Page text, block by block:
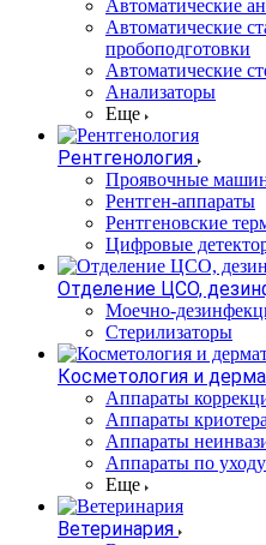
Автоматические
Автоматические
пробоподготовки
Автоматические
Анализаторы
Еще
Рентгенология
Проявочные
Рентген-аппараты
Рентгеновские
Цифровые
Отделение ЦСО,
Моечно-
Стерилизаторы
Косметология и
Аппараты
Аппараты
Аппараты
Аппараты по
Еще
Ветеринария